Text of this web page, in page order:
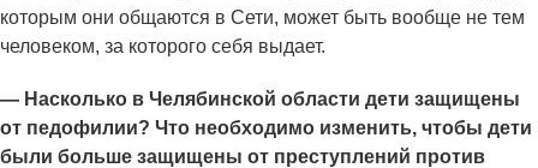
которым они общаются в Сети, может быть вообще не тем
человеком, за которого себя выдает.
— Насколько в Челябинской области дети защищены
от педофилии? Что необходимо изменить, чтобы дети
были больше защищены от преступлений против